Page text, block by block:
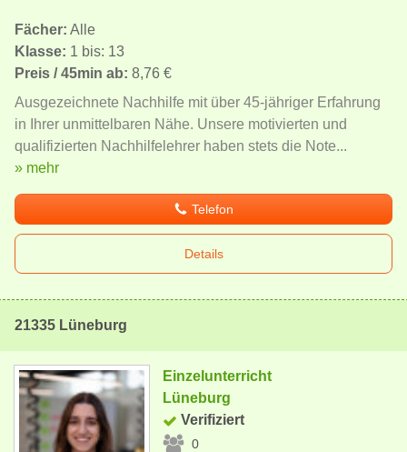
Fächer: Alle
Klasse: 1 bis: 13
Preis / 45min ab: 8,76 €
Ausgezeichnete Nachhilfe mit über 45-jähriger Erfahrung
in Ihrer unmittelbaren Nähe. Unsere motivierten und
qualifizierten Nachhilfelehrer haben stets die Note...
» mehr
Telefon
Details
21335 Lüneburg
Einzelunterricht
Lüneburg
Verifiziert
0